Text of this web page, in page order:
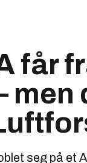
får
men
seg på et